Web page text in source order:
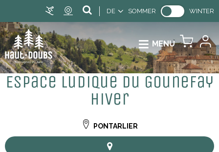
DE SOMMER WINTER
MENU
Espace ludique du Gounefay
hiver
PONTARLIER